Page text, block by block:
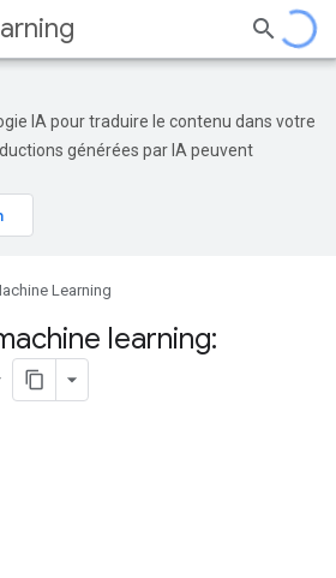
IA pour traduire le contenu dans votre
générées par IA peuvent
Learning
learning: